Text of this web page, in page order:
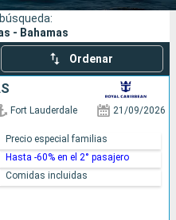
Buscar
- Bahamas
Ordenar
Fort Lauderdale 21/09/2026
Precio especial familias
Hasta -60% en el 2° pasajero
Comidas incluidas